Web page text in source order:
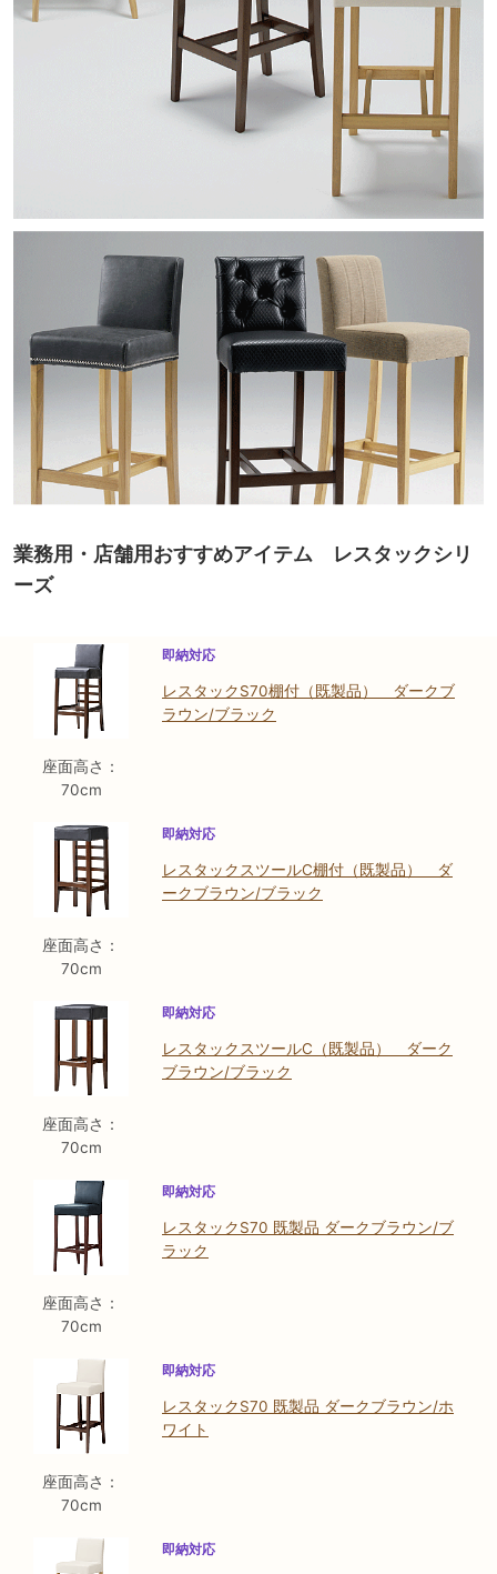
業務用・店舗用おすすめアイテム レスタックシリ
ーズ
座面高さ：
70cm
即納対応
レスタックS70棚付（既製品） ダークブ
ラウン/ブラック
座面高さ：
70cm
即納対応
レスタックスツールC棚付（既製品） ダ
ークブラウン/ブラック
座面高さ：
70cm
即納対応
レスタックスツールC（既製品） ダーク
ブラウン/ブラック
座面高さ：
70cm
即納対応
レスタックS70 既製品 ダークブラウン/ブ
ラック
座面高さ：
70cm
即納対応
レスタックS70 既製品 ダークブラウン/ホ
ワイト
即納対応